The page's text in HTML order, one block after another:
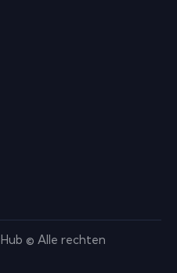
© Alle rechten